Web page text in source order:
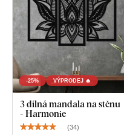
-25% VÝPRODEJ 🔥
3 dílná mandala na stěnu
- Harmonie
(34)